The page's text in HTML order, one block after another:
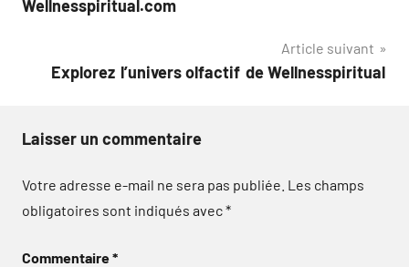
Wellnesspiritual.com
Article suivant
Explorez l’univers olfactif de Wellnesspiritual
Laisser un commentaire
Votre adresse e-mail ne sera pas publiée. Les champs
obligatoires sont indiqués avec*
Commentaire*